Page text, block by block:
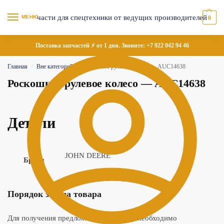
МЕНЮ 0
Поставка запчастей ⚡ от 1 дня. Звоните: +7 922 042 94 46
Главная / Вне категорий Роскошное рулевое колесо — AUC14638
Роскошное рулевое колесо — AUC14638
Детали
Бренд
JOHN DEERE
Порядок заказа товара
Для получения предложения по товару необходимо